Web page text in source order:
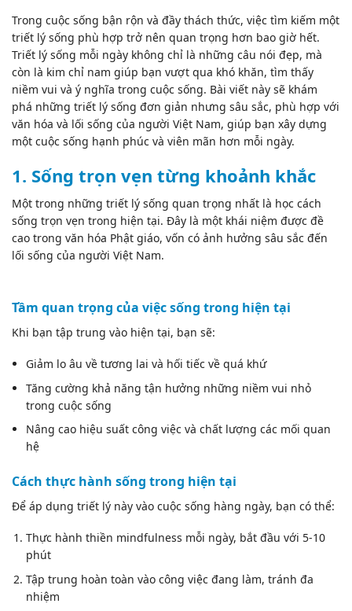
Trong cuộc sống bận rộn và đầy thách thức, việc tìm kiếm một
triết lý sống phù hợp trở nên quan trọng hơn bao giờ hết.
Triết lý sống mỗi ngày không chỉ là những câu nói đẹp, mà
còn là kim chỉ nam giúp bạn vượt qua khó khăn, tìm thấy
niềm vui và ý nghĩa trong cuộc sống. Bài viết này sẽ khám
phá những triết lý sống đơn giản nhưng sâu sắc, phù hợp với
văn hóa và lối sống của người Việt Nam, giúp bạn xây dựng
một cuộc sống hạnh phúc và viên mãn hơn mỗi ngày.
1. Sống trọn vẹn từng khoảnh khắc
Một trong những triết lý sống quan trọng nhất là học cách
sống trọn vẹn trong hiện tại. Đây là một khái niệm được đề
cao trong văn hóa Phật giáo, vốn có ảnh hưởng sâu sắc đến
lối sống của người Việt Nam.
Tầm quan trọng của việc sống trong hiện tại
Khi bạn tập trung vào hiện tại, bạn sẽ:
Giảm lo âu về tương lai và hối tiếc về quá khứ
Tăng cường khả năng tận hưởng những niềm vui nhỏ
trong cuộc sống
Nâng cao hiệu suất công việc và chất lượng các mối quan
hệ
Cách thực hành sống trong hiện tại
Để áp dụng triết lý này vào cuộc sống hàng ngày, bạn có thể:
Thực hành thiền mindfulness mỗi ngày, bắt đầu với 5-10
phút
Tập trung hoàn toàn vào công việc đang làm, tránh đa
nhiệm